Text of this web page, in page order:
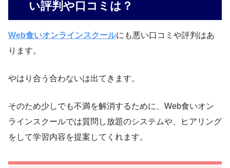
い評判や口コミは？
Web食いオンラインスクールにも悪い口コミや評判はあ
ります。
やはり合う合わないは出てきます。
そのため少しでも不満を解消するために、Web食いオン
ラインスクールでは質問し放題のシステムや、ヒアリング
をして学習内容を提案してくれます。